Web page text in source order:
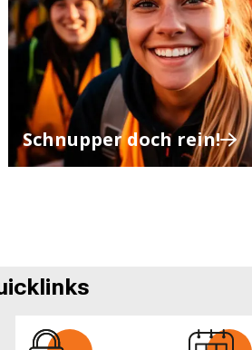
Schnupper doch rein!